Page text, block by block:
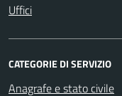
Uffici
CATEGORIE DI SERVIZIO
Anagrafe e stato civile